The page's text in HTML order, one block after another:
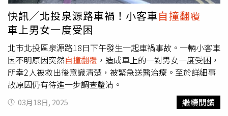
快訊／北投泉源路車禍！小客車自撞翻覆
車上男女一度受困
北市北投區泉源路18日下午發生一起車禍事故。一輛小客車
因不明原因突然自撞翻覆 ，造成車上的一對男女一度受困，
所幸2人被救出後意識清楚，被緊急送醫治療。至於詳細事
故原因仍有待進一步調查釐清。
03月18日, 2025 繼續閱讀